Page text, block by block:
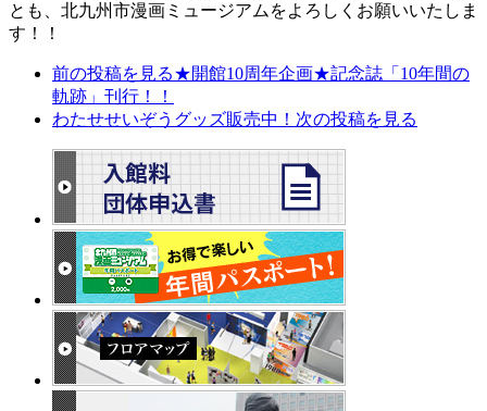
とも、北九州市漫画ミュージアムをよろしくお願いいたしま
す！！
前の投稿を見る★開館10周年企画★記念誌「10年間の
軌跡」刊行！！
わたせせいぞうグッズ販売中！ 次の投稿を見る